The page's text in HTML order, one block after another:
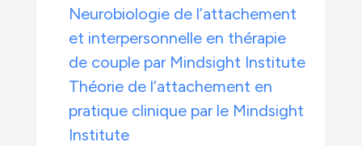
Neurobiologie de l’attachement
et interpersonnelle en thérapie
de couple par Mindsight Institute
Théorie de l’attachement en
pratique clinique par le Mindsight
Institute